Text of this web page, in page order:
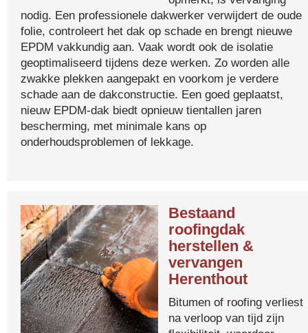
nodig. Een professionele dakwerker verwijdert de oude
folie, controleert het dak op schade en brengt nieuwe
EPDM vakkundig aan. Vaak wordt ook de isolatie
geoptimaliseerd tijdens deze werken. Zo worden alle
zwakke plekken aangepakt en voorkom je verdere
schade aan de dakconstructie. Een goed geplaatst,
nieuw EPDM-dak biedt opnieuw tientallen jaren
bescherming, met minimale kans op
onderhoudsproblemen of lekkage.
Bestaand
roofingdak
herstellen &
vervangen
Herenthout
Bitumen of roofing verliest
na verloop van tijd zijn